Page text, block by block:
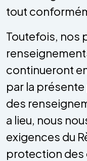
tout
Toutefois, nos
continueront
par la
des
a lieu, nous
exigences du
protection des